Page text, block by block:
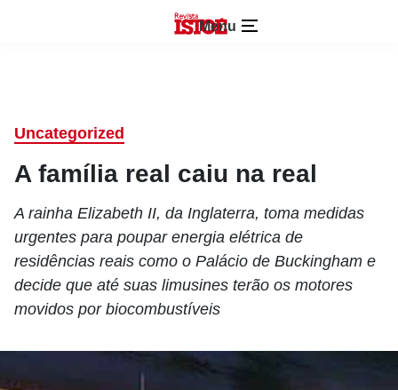
Menu
Uncategorized
A família real caiu na real
A rainha Elizabeth II, da Inglaterra, toma medidas
urgentes para poupar energia elétrica de
residências reais como o Palácio de Buckingham e
decide que até suas limusines terão os motores
movidos por biocombustíveis